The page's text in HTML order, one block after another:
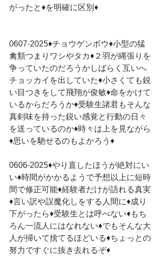
がったと♦を明確に区別♦
0607-2025♦チョウゲンボウ♦小型の猛
禽類つまりワシやタカ♦２羽が縄張りを
争っていたのだろうかしばらく互いへ
チョッカイを出していた♦小さくても鋭
い目つきをして飛翔が俊敏♦命をかけて
いるからだろうか♦受験生諸君もそんな
真剣味を持った鋭い感覚と行動の日々
を送っているのか♦時々は上を見ながら
♦思いを馳せるのもよかろう♦
0606-2025♦やり直したほうが絶対にい
い♦時間がかかるようで予想以上に短時
間で修正可能♦経験者だけが語れる真実
♦言い訳や誤魔化しをする人間に♦成り
下がったら♦受験生とは呼べない♦もち
ろん一流人にはなれない♦でもそんな大
人が掃いて捨てるほどいる♦ちょっとの
努力ですぐに抜き去れるぞ♦